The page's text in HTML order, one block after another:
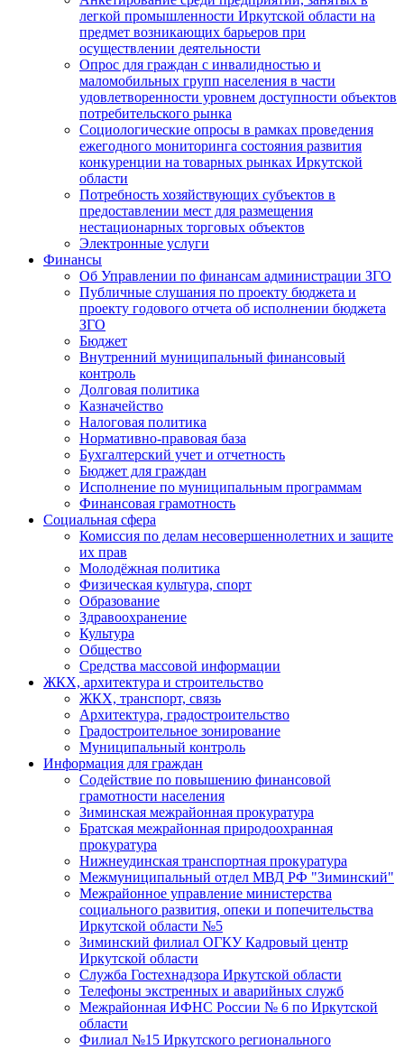
легкой промышленности Иркутской области на
предмет возникающих барьеров при
осуществлении деятельности
Опрос для граждан с инвалидностью и
маломобильных групп населения в части
удовлетворенности уровнем доступности объектов
потребительского рынка
Социологические опросы в рамках проведения
ежегодного мониторинга состояния развития
конкуренции на товарных рынках Иркутской
области
Потребность хозяйствующих субъектов в
предоставлении мест для размещения
нестационарных торговых объектов
Электронные услуги
Финансы
Об Управлении по финансам администрации ЗГО
Публичные слушания по проекту бюджета и
проекту годового отчета об исполнении бюджета
ЗГО
Бюджет
Внутренний муниципальный финансовый
контроль
Долговая политика
Казначейство
Налоговая политика
Нормативно-правовая база
Бухгалтерский учет и отчетность
Бюджет для граждан
Исполнение по муниципальным программам
Финансовая грамотность
Социальная сфера
Комиссия по делам несовершеннолетних и защите
их прав
Молодёжная политика
Физическая культура, спорт
Образование
Здравоохранение
Культура
Общество
Средства массовой информации
ЖКХ, архитектура и строительство
ЖКХ, транспорт, связь
Архитектура, градостроительство
Градостроительное зонирование
Муниципальный контроль
Информация для граждан
Содействие по повышению финансовой
грамотности населения
Зиминская межрайонная прокуратура
Братская межрайонная природоохранная
прокуратура
Нижнеудинская транспортная прокуратура
Межмуниципальный отдел МВД РФ "Зиминский"
Межрайонное управление министерства
социального развития, опеки и попечительства
Иркутской области №5
Зиминский филиал ОГКУ Кадровый центр
Иркутской области
Служба Гостехнадзора Иркутской области
Телефоны экстренных и аварийных служб
Межрайонная ИФНС России № 6 по Иркутской
области
Филиал №15 Иркутского регионального